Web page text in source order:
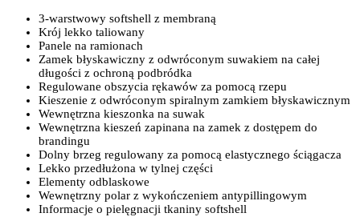
3-warstwowy softshell z membraną
krój lekko taliowany
panele na ramionach
zamek błyskawiczny z odwróconym suwakiem na całej
długości z ochroną podbródka
regulowane obszycia rękawów za pomocą rzepu
kieszenie z odwróconym spiralnym zamkiem błyskawicznym
wewnętrzna kieszonka na suwak
wewnętrzna kieszeń zapinana na zamek z dostępem do
brandingu
dolny brzeg regulowany za pomocą elastycznego ściągacza
lekko przedłużona w tylnej części
elementy odblaskowe
wewnętrzny polar z wykończeniem antypillingowym
Informacje o pielęgnacji tkaniny softshell